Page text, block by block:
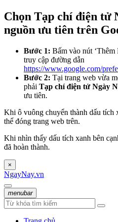
Chọn Tạp chí điện tử
nguồn ưu tiên trên
Bước 1: Bấm vào nút
truy cập đường dẫn
https://www.google.com/
Bước 2: Tại trang web vừa
phải Tạp chí điện tử Ngày
ưu tiên.
Khi ô vuông chuyển thành dấu tích
thể đóng trang web trên.
Khi nhìn thấy dấu tích xanh bên
đã hoàn thành.
×
NgayNay.vn
menubar